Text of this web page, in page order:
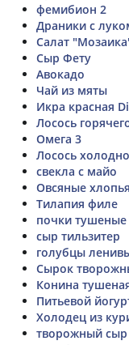
фемибион 2
Драники с
Салат
Сыр Фету
Авокадо
Чай из мяты
Икра красная
Лосось
Омега 3
Лосось
свекла с майо
Овсяные
Тилапия филе
почки тушеные
сыр тильзитер
голубцы
Сырок
Конина
Питьевой
Холодец из
творожный сыр